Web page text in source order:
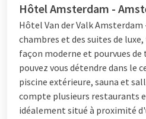
Souhaitez-vous venir prendre un
dîner ? Les hôtels Van der Valk
carte où vous pouvez, avec vos
de plats surprenants de notre
plats de poisson et de viande, il y
même pour les enfants. Les
également suffisamment de
par les spécialités de nos chefs et
Hôtel Amsterdam -
Hôtel Van der Valk
chambres et des suites de
façon moderne et pourvues
pouvez vous détendre dans le
piscine extérieure, sauna et
compte plusieurs restaurants
idéalement situé à proximité